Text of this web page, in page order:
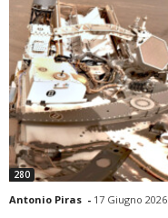
280
Antonio Piras - 17 Giugno 2026